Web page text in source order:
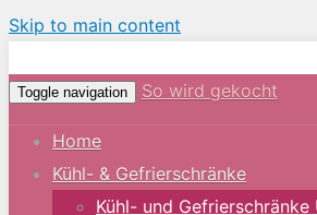
Skip to main content
Toggle navigation So wird gekocht
Home
Kühl- & Gefrierschränke
Kühl- und